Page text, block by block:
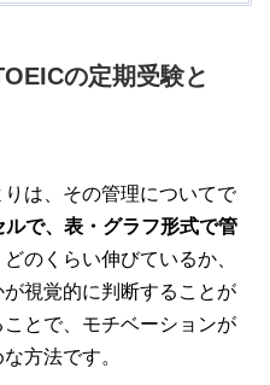
の定期受験と
は、その管理についてで
で、表・グラフ形式で管
のくらい伸びているか、
視覚的に判断することが
とで、モチベーションが
方法です。